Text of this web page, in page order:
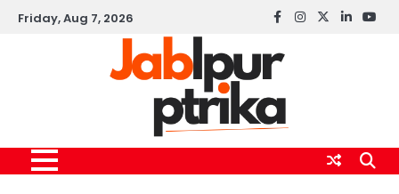
SkipFriday, Aug 7, 2026 Facebook
instagram
twitterlinkedin